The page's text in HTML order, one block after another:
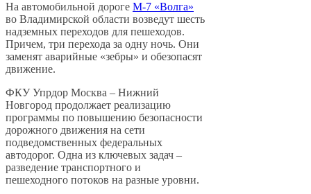
На автомобильной дороге М-7 «Волга»
во Владимирской области возведут шесть
надземных переходов для пешеходов.
Причем, три перехода за одну ночь. Они
заменят аварийные «зебры» и обезопасят
движение.
ФКУ Упрдор Москва – Нижний
Новгород продолжает реализацию
программы по повышению безопасности
дорожного движения на сети
подведомственных федеральных
автодорог. Одна из ключевых задач –
разведение транспортного и
пешеходного потоков на разные уровни.